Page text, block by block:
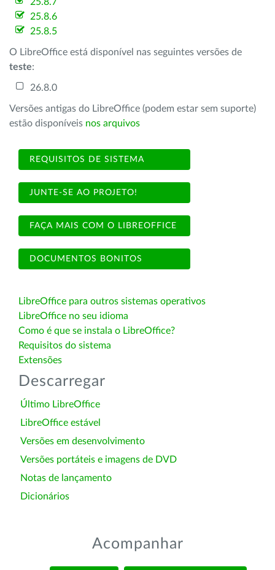
25.8.6
25.8.5
O LibreOffice está disponível nas seguintes versões de
teste:
26.8.0
Versões antigas do LibreOffice (podem estar sem suporte)
estão disponíveis nos arquivos
REQUISITOS DE SISTEMA
JUNTE-SE AO PROJETO!
FAÇA MAIS COM O LIBREOFFICE
DOCUMENTOS BONITOS
LibreOffice para outros sistemas operativos
LibreOffice no seu idioma
Como é que se instala o LibreOffice?
Requisitos do sistema
Extensões
Descarregar
Último LibreOffice
LibreOffice estável
Versões em desenvolvimento
Versões portáteis e imagens de DVD
Notas de lançamento
Dicionários
Acompanhar